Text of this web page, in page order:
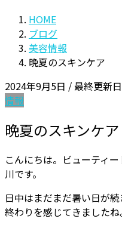
HOME
ブログ
美容情報
晩夏のスキンケア
2024年9月5日 / 最終更新
情報
晩夏のスキンケア
こんにちは。ビューティ
川です。
日中はまだまだ暑い日が
終わりを感じてきましたね